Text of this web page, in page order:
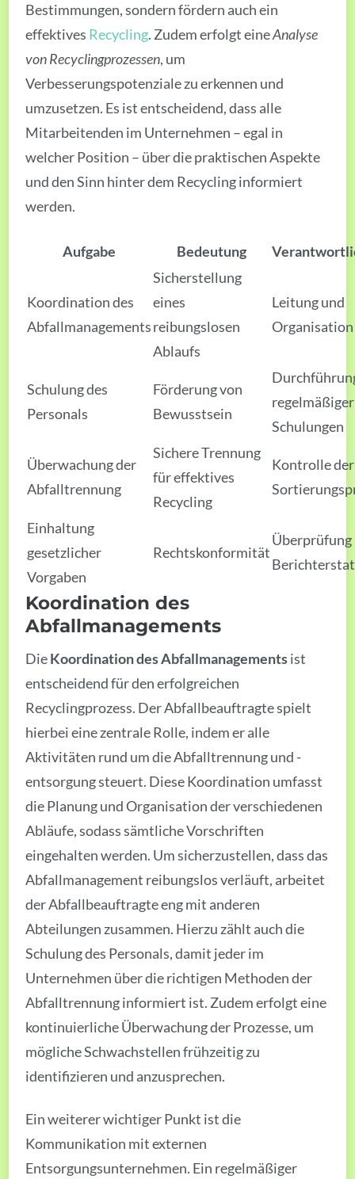
Bestimmungen, sondern fördern auch ein
effektives Recycling. Zudem erfolgt eineAnalyse
von Recyclingprozessen, um
Verbesserungspotenziale zu erkennen und
umzusetzen. Es ist entscheidend, dass alle
Mitarbeitenden im Unternehmen – egal in
welcher Position – über die praktischen Aspekte
und den Sinn hinter dem Recycling informiert
werden.
Aufgabe Bedeutung
Koordination des
Abfallmanagements
Sicherstellung
eines
reibungslosen
Ablaufs
Leitung und
Organisation
Schulung des
Personals
Förderung von
Bewusstsein
regelmäßiger
Schulungen
Überwachung der
Abfalltrennung
Sichere Trennung
für effektives
Recycling
Kontrolle der
Einhaltung
gesetzlicher
Vorgaben
Rechtskonformität
Überprüfung
Koordination des
Abfallmanagements
DieKoordination des Abfallmanagementsist
entscheidend für den erfolgreichen
Recyclingprozess. Der Abfallbeauftragte spielt
hierbei eine zentrale Rolle, indem er alle
Aktivitäten rund um die Abfalltrennung und -
entsorgung steuert. Diese Koordination umfasst
die Planung und Organisation der verschiedenen
Abläufe, sodass sämtliche Vorschriften
eingehalten werden. Um sicherzustellen, dass das
Abfallmanagement reibungslos verläuft, arbeitet
der Abfallbeauftragte eng mit anderen
Abteilungen zusammen. Hierzu zählt auch die
Schulung des Personals, damit jeder im
Unternehmen über die richtigen Methoden der
Abfalltrennung informiert ist. Zudem erfolgt eine
kontinuierliche Überwachung der Prozesse, um
mögliche Schwachstellen frühzeitig zu
identifizieren und anzusprechen.
Ein weiterer wichtiger Punkt ist die
Kommunikation mit externen
Entsorgungsunternehmen. Ein regelmäßiger